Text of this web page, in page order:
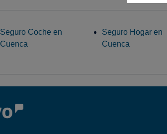
Seguro Coche en
Cuenca
Seguro Hogar en
Cuenca